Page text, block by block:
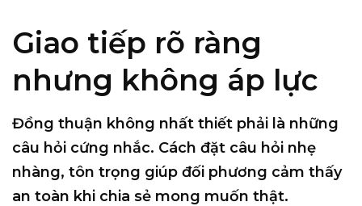
Giao tiếp rõ ràng
nhưng không áp lực
Đồng thuận không nhất thiết phải là những
câu hỏi cứng nhắc. Cách đặt câu hỏi nhẹ
nhàng, tôn trọng giúp đối phương cảm thấy
an toàn khi chia sẻ mong muốn thật.